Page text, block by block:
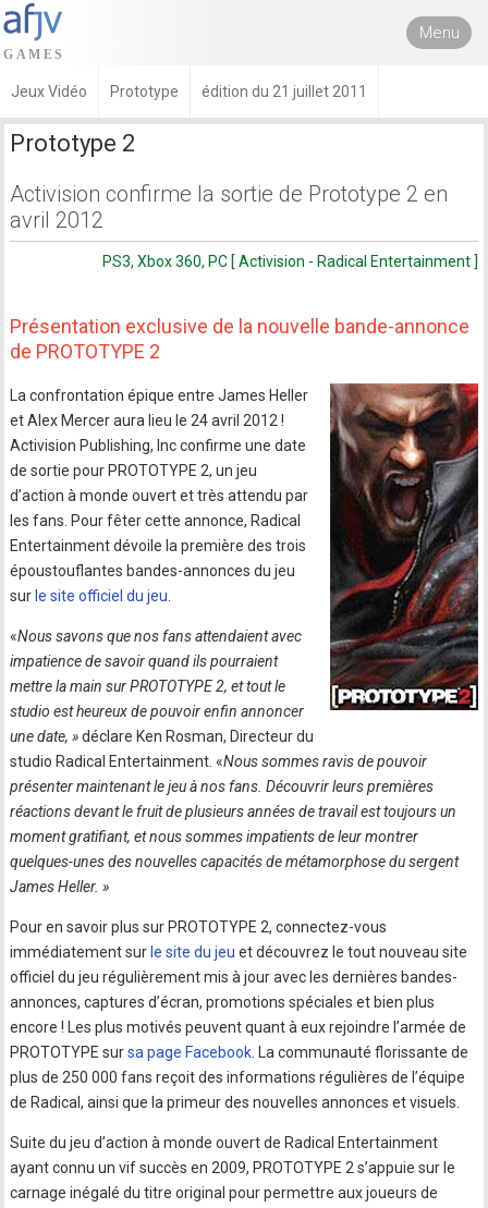
Menu
Jeux Vidéo Prototype édition du 21 juillet 2011
Prototype 2
Activision confirme la sortie de Prototype 2 en
avril 2012
PS3, Xbox 360, PC [ Activision - Radical Entertainment ]
Présentation exclusive de la nouvelle bande-annonce
de PROTOTYPE 2
La confrontation épique entre James Heller
et Alex Mercer aura lieu le 24 avril 2012 !
Activision Publishing, Inc confirme une date
de sortie pour PROTOTYPE 2, un jeu
d’action à monde ouvert et très attendu par
les fans. Pour fêter cette annonce, Radical
Entertainment dévoile la première des trois
époustouflantes bandes-annonces du jeu
sur le site officiel du jeu
«Nous savons que nos fans attendaient avec
impatience de savoir quand ils pourraient
mettre la main sur PROTOTYPE 2, et tout le
studio est heureux de pouvoir enfin annoncer
une date, »déclare Ken Rosman, Directeur du
studio Radical Entertainment. «Nous sommes ravis de pouvoir
présenter maintenant le jeu à nos fans. Découvrir leurs premières
réactions devant le fruit de plusieurs années de travail est toujours un
moment gratifiant, et nous sommes impatients de leur montrer
quelques-unes des nouvelles capacités de métamorphose du sergent
James Heller. »
Pour en savoir plus sur PROTOTYPE 2, connectez-vous
immédiatement sur le site du jeu et découvrez le tout nouveau site
officiel du jeu régulièrement mis à jour avec les dernières bandes-
annonces, captures d’écran, promotions spéciales et bien plus
encore ! Les plus motivés peuvent quant à eux rejoindre l’armée de
PROTOTYPE sursa page Facebook . La communauté florissante de
plus de 250 000 fans reçoit des informations régulières de l’équipe
de Radical, ainsi que la primeur des nouvelles annonces et visuels.
Suite du jeu d’action à monde ouvert de Radical Entertainment
ayant connu un vif succès en 2009, PROTOTYPE 2 s’appuie sur le
carnage inégalé du titre original pour permettre aux joueurs de